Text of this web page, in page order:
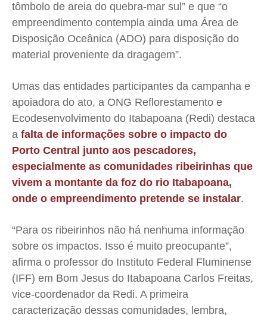
tômbolo de areia do quebra-mar sul” e que “o
empreendimento contempla ainda uma Área de
Disposição Oceânica (ADO) para disposição do
material proveniente da dragagem”.
Umas das entidades participantes da campanha e
apoiadora do ato, a ONG Reflorestamento e
Ecodesenvolvimento do Itabapoana (Redi) destaca
a falta de informações sobre o impacto do
Porto Central junto aos pescadores,
especialmente as comunidades ribeirinhas que
vivem a montante da foz do rio Itabapoana,
onde o empreendimento pretende se instalar.
“Para os ribeirinhos não há nenhuma informação
sobre os impactos. Isso é muito preocupante”,
afirma o professor do Instituto Federal Fluminense
(IFF) em Bom Jesus do Itabapoana Carlos Freitas,
vice-coordenador da Redi. A primeira
caracterização dessas comunidades, lembra,